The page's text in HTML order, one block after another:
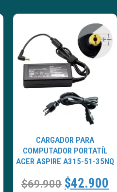
CARGADOR PARA
COMPUTADOR PORTATÍL
ACER ASPIRE A315-51-35NQ
$69.900 $42.900